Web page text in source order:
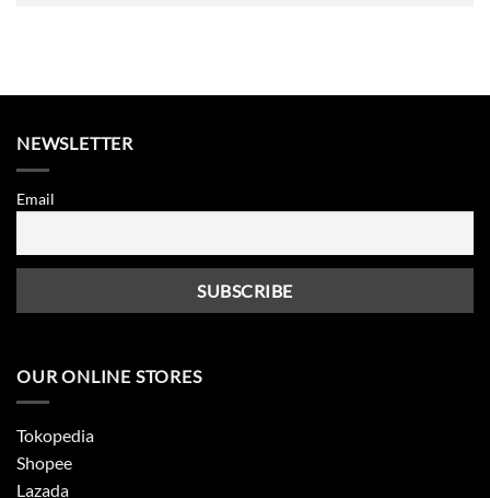
NEWSLETTER
Email
OUR ONLINE STORES
Tokopedia
Shopee
Lazada